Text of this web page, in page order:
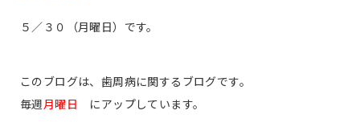
５／３０（月曜日）です。
このブログは、歯周病に関するブログです。
毎週月曜日 にアップしています。